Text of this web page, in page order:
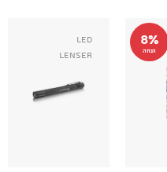
8%
הנחה
Led
Lenser